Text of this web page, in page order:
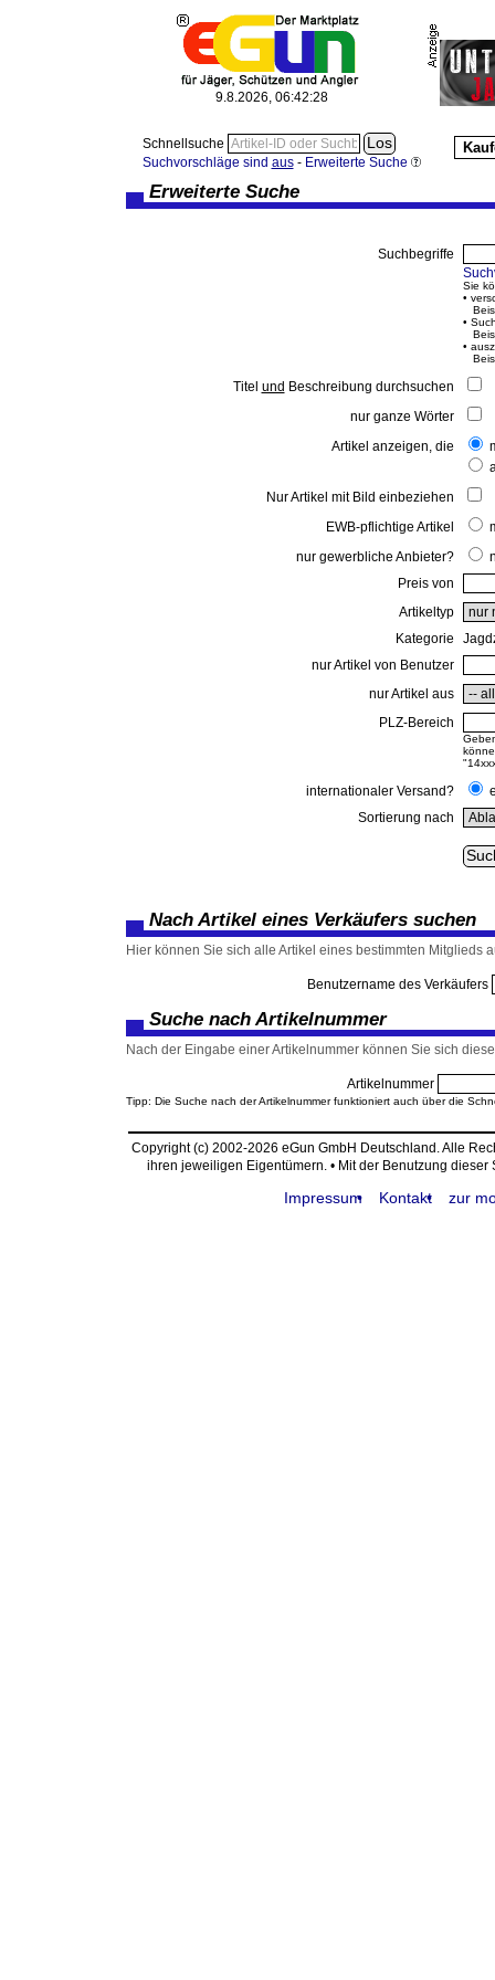
9.8.2026, 06:42:28
Schnellsuche
Suchvorschläge sind aus- Erweiterte Suche
Erweiterte Suche
Suchbegriffe
Sie
•
•
•
Titel und Beschreibung durchsuchen
nur ganze Wörter
Artikel anzeigen, die
Nur Artikel mit Bild einbeziehen
EWB-pflichtige Artikel
nur gewerbliche Anbieter?
Preis von
Artikeltyp
Kategorie
nur Artikel von Benutzer
nur Artikel aus
PLZ-Bereich
internationaler Versand?
Sortierung nach
Nach Artikel eines Verkäufers suchen
Hier können Sie sich alle Artikel eines bestimmten Mitglieds
Benutzername des Verkäufers
Suche nach Artikelnummer
Nach der Eingabe einer Artikelnummer können Sie sich
Artikelnummer
Tipp: Die Suche nach der Artikelnummer funktioniert auch über die
Copyright (c) 2002-2026 eGun GmbH Deutschland. Alle
ihren jeweiligen Eigentümern. • Mit der Benutzung
Impressum Kontakt zur